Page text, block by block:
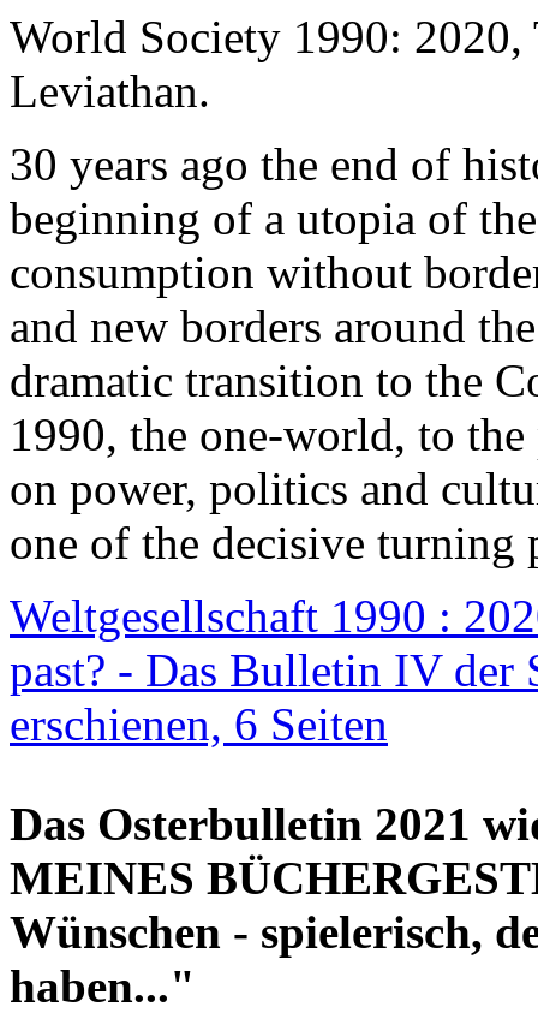
World Society 1990: 2020,
Leviathan.
30 years ago the end of
beginning of a utopia of
consumption without
and new borders around
dramatic transition to the
1990, the one-world, to the
on power, politics and
one of the decisive turning
Weltgesellschaft 1990 :
past? - Das Bulletin IV der
erschienen, 6 Seiten
Das Osterbulletin 2021
MEINES
Wünschen - spielerisch,
haben..."